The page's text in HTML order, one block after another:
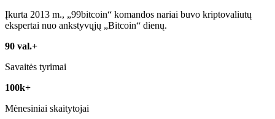
Įkurta 2013 m., „99bitcoin“ komandos nariai buvo kriptovaliutų
ekspertai nuo ankstyvųjų „Bitcoin“ dienų.
90 val.+
Savaitės tyrimai
100k+
Mėnesiniai skaitytojai